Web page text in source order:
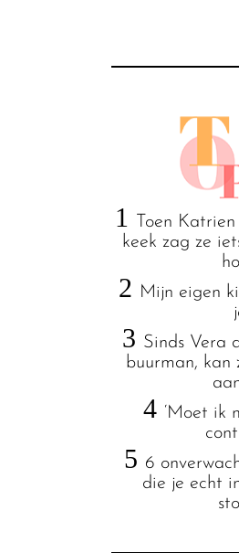
1
Toen
keek zag ze
2 Mijn eigen
3 Sinds Vera
buurman, kan
4 ‘Moet ik
5 6
die je echt